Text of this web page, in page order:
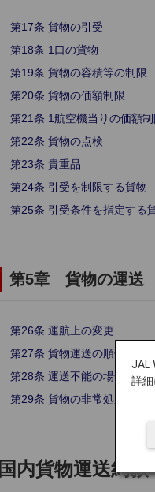
第17条 貨物の引受
第18条 1口の貨物
第19条 貨物の容積等の制限
第20条 貨物の価額制限
第21条 1航空機当りの価額制
第22条 貨物の点検
第23条 貴重品
第24条 引受を制限する貨物
第25条 引受条件を指定する
第5章 貨物の運送
第26条 運航上の変更
第27条 貨物運送の順位及び方
第28条 運送不能の場合の運
第29条 貨物の非常処置
国内貨物運送約
JAL
詳